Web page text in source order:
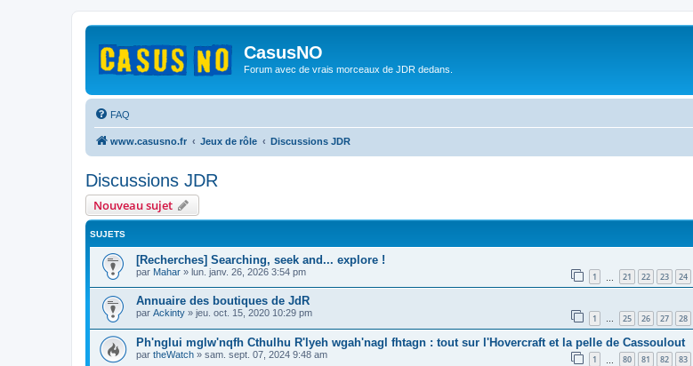
CasusNO
Forum avec de vrais morceaux de JDR dedans.
FAQ
www.casusno.fr Jeux de rôle Discussions JDR
Discussions JDR
Nouveau sujet
SUJETS
[Recherches] Searching, seek and... explore !
par Mahar » lun. janv. 26, 2026 3:54 pm 1 21 22 23 24
Annuaire des boutiques de JdR
par Ackinty » jeu. oct. 15, 2020 10:29 pm 1 … 25 26 27 28
Ph'nglui mglw'nqfh Cthulhu R'lyeh wgah'nagl fhtagn : tout sur l'Hovercraft et la pelle de Cassoulout
par theWatch » sam. sept. 07, 2024 9:48 am 1 80 81 82 83